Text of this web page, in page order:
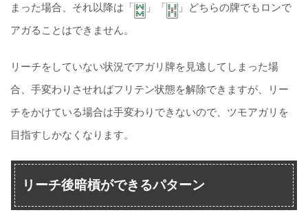
まった場合、それ以降は「
」「
」どちらの牌でもロンで
アガることはできません。
リーチをしていない状況でアガリ牌を見逃してしまった場
合、手変わりさせればフリテン状態を解除できますが、リー
チをかけている場合は手変わりできないので、ツモアガリを
目指すしかなくなります。
リーチ後暗槓ができるパターン